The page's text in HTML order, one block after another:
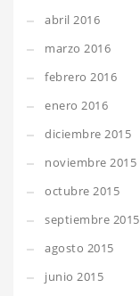
abril 2016
marzo 2016
febrero 2016
enero 2016
diciembre 2015
noviembre 2015
octubre 2015
septiembre 2015
agosto 2015
junio 2015